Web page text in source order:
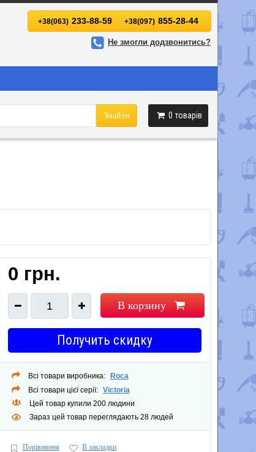
+38(063) 233-88-59 +38(097) 855-28-44
Не змогли додзвонитись?
0 товарів
Знайти
0 грн.
1 В корзину
Получить скидку
Всі товари виробника:
Roca
Всі товари цієї серії: Victoria
Цей товар купили 200 людини
Зараз цей товар переглядають 28 людей
Порівняння В закладки